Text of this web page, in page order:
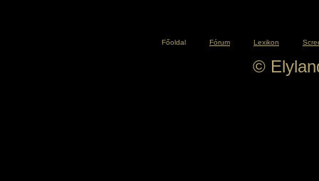
Főoldal Fórum Lexikon
©